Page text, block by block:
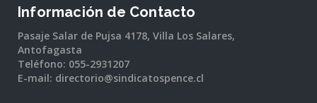
Información de Contacto
Pasaje Salar de Pujsa 4178, Villa Los Salares,
Antofagasta
Teléfono: 055-2931207
E-mail: directorio@sindicatospence.cl